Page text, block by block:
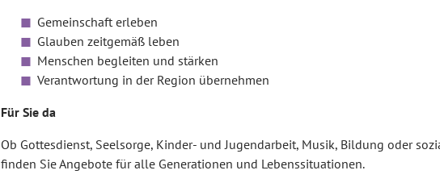
Gemeinschaft erleben
Glauben zeitgemäß leben
Menschen begleiten und stärken
Verantwortung in der Region übernehmen
Für Sie da
Ob Gottesdienst, Seelsorge, Kinder- und Jugendarbeit, Musik, Bildung oder
finden Sie Angebote für alle Generationen und Lebenssituationen.